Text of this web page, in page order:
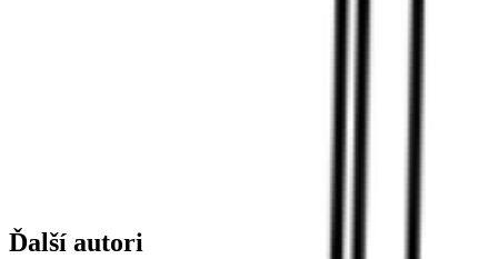
Ďalší autori